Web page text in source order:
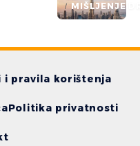
MIŠLJENJE
i pravila korištenja
Politika privatnosti